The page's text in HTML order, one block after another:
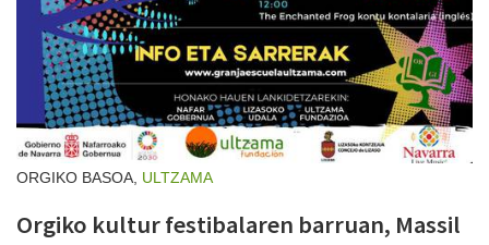
ORGIKO BASOA, ULTZAMA
Orgiko kultur festibalaren barruan, Massil